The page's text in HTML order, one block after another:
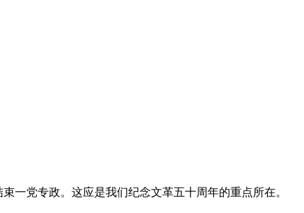
一党专政。这应是我们纪念文革五十周年的重点所在。